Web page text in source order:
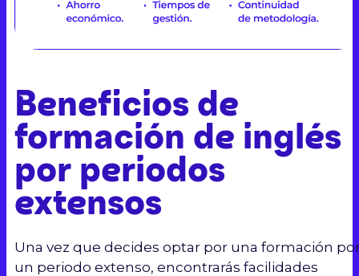
Beneficios de
formación de inglés
por periodos
extensos
Una vez que decides optar por una formación
un periodo extenso, encontrarás facilidades